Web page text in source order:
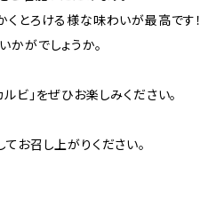
くとろける様な味わいが最高です！
がでしょうか。
ビ」をぜひお楽しみください。
お召し上がりください。